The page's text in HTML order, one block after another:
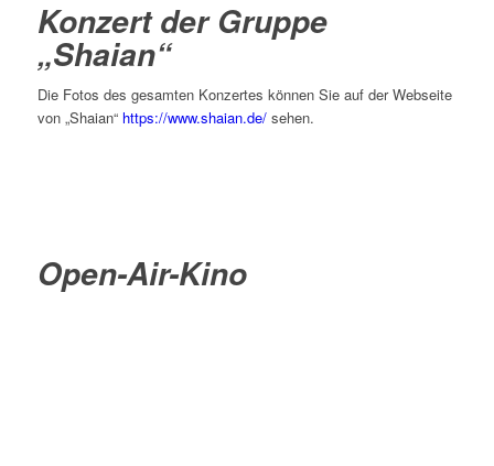
Konzert der Gruppe
„Shaian“
Die Fotos des gesamten Konzertes können Sie auf der Webseite
von „Shaian“ https://www.shaian.de/sehen.
Open-Air-Kino